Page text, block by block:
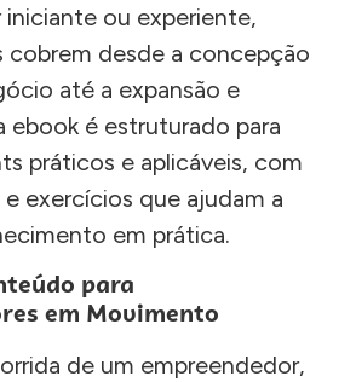
ou experiente,
cobrem desde a concepção
até a expansão e
ebook é estruturado para
práticos e aplicáveis, com
exercícios que ajudam a
em prática.
para
em Movimento
de um empreendedor,